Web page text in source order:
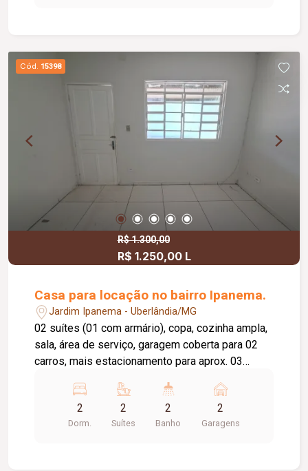
Cód. 15398
R$ 1.300,00
R$ 1.250,00 L
Casa para locação no bairro Ipanema.
Jardim Ipanema - Uberlândia/MG
02 suítes (01 com armário), copa, cozinha ampla,
sala, área de serviço, garagem coberta para 02
carros, mais estacionamento para aprox. 03
forro laje. Restrições para Animais.
2
Dorm.
2
Suítes
2
Banho
2
Garagens